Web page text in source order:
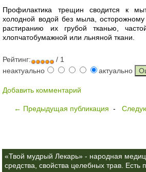
Профилактика трещин сводится к
холодной водой без мыла, осторожному
растиранию их грубой тканью,
хлопчатобумажной или льняной ткани.
Рейтинг:
/ 1
неактуально
актуально
Добавить комментарий
← Предыдущая публикация -
«Твой мудрый Лекарь» - народная
средства, свойства целебных трав. Есть